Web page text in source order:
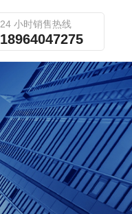
24 小时销售热线
18964047275